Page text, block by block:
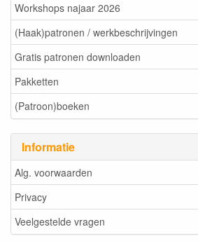
Workshops najaar 2026
(Haak)patronen / werkbeschrijvingen
Gratis patronen downloaden
Pakketten
(Patroon)boeken
Informatie
Alg. voorwaarden
Privacy
Veelgestelde vragen